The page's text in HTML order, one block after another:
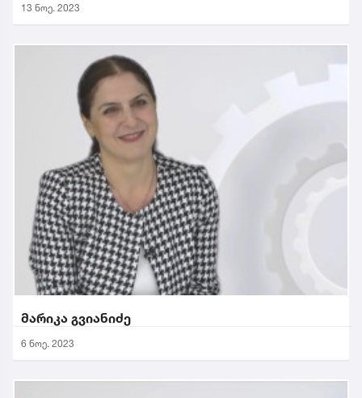
13 ნოე. 2023
მარიკა გვიანიძე
6 ნოე. 2023